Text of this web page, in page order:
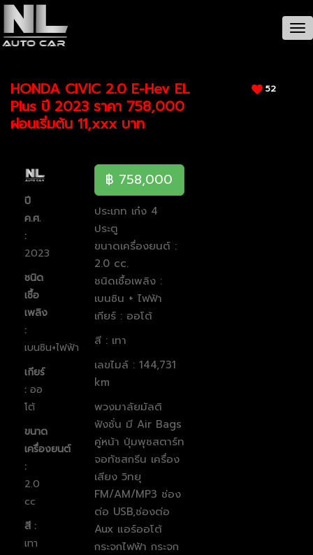
HONDA CIVIC 2.0 E-Hev EL
Plus ปี 2023 ราคา 758,000
ผ่อนเริ่มต้น 11,xxx บาท
ปี
ค.ศ.
:
2023
ชนิด
เชื้อ
เพลิง
:
เบนซิน+ไฟฟ้า
เกียร์
: ออ
โต้
ขนาด
เครื่องยนต์
:
2.0
cc
สี :
เทา
฿ 758,000
ประเภท เก๋ง 4
ประตู
ขนาดเครื่องยนต์ :
2.0 cc.
ชนิดเชื้อเพลิง :
เบนซิน + ไฟฟ้า
เกียร์ : ออโต้
สี : เทา
เลขไมล์ : 144,731
km
พวงมาลัยมัลติ
ฟังชั่น มี Air Bags
คู่หน้า ปุ่มพุชสตาร์ท
จอทัชสกรีน เครื่อง
เสียง วิทยุ
FM/AM/MP3 ช่อง
ต่อ USB,ช่องต่อ
Aux แอร์ออโต้
กระจกไฟฟ้า กระจก
52